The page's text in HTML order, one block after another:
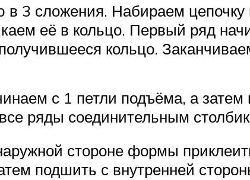
в 3 сложения. Набираем
её в кольцо. Первый ряд
кольцо.
с 1 петли подъёма, а затем
ряды соединительным
стороне формы
подшить с внутренней